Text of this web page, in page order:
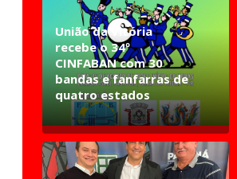
União da Vitória
recebe o 34º
CINFABAN com 30
bandas e fanfarras de
quatro estados